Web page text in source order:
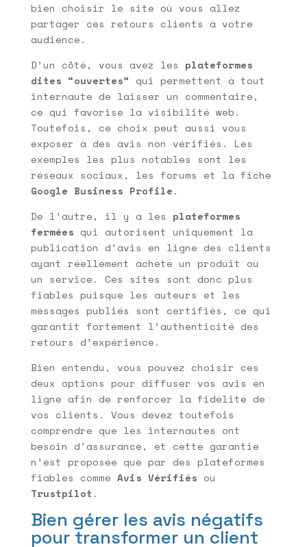
bien choisir le site où vous allez
partager ces retours clients à votre
audience.
D’un côté, vous avez les plateformes
dites “ouvertes” qui permettent à tout
internaute de laisser un commentaire,
ce qui favorise la visibilité web.
Toutefois, ce choix peut aussi vous
exposer à des avis non vérifiés. Les
exemples les plus notables sont les
réseaux sociaux, les forums et la fiche
Google Business Profile.
De l’autre, il y a les plateformes
fermées qui autorisent uniquement la
publication d’avis en ligne des clients
ayant réellement acheté un produit ou
un service. Ces sites sont donc plus
fiables puisque les auteurs et les
messages publiés sont certifiés, ce qui
garantit fortement l’authenticité des
retours d’expérience.
Bien entendu, vous pouvez choisir ces
deux options pour diffuser vos avis en
ligne afin de renforcer la fidélité de
vos clients. Vous devez toutefois
comprendre que les internautes ont
besoin d’assurance, et cette garantie
n’est proposée que par des plateformes
fiables comme Avis Vérifiés ou
Trustpilot .
Bien gérer les avis négatifs
pour transformer un client